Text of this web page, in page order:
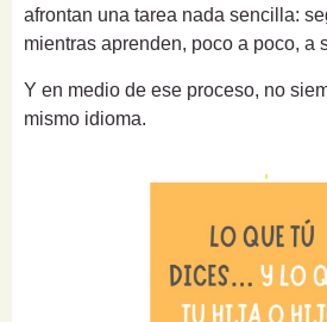
afrontan una tarea nada sencilla:
mientras aprenden, poco a poco, a
Y en medio de ese proceso, no
mismo idioma.